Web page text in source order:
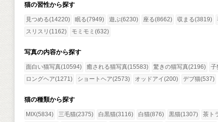
猫の習性から探す
見つめる(14220) 眠る(7949) 遊ぶ(6230) 座る(8662) 収まる(3819)
スリスリ(1162)
モミモミ(632)
写真の内容から探す
面白い猫写真(10594) 癒される猫写真(15583) 驚きの猫写真(2196)
子
ロングヘア(1271)
ショートヘア(2573) オッドアイ(200) デブ猫(537)
猫の種類から探す
MIX(5834) 三毛猫(2375) 白黒猫(3116) 白猫(876) 黒猫(1307)
茶ト